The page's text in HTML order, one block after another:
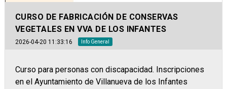
CURSO DE FABRICACIÓN DE CONSERVAS
VEGETALES EN VVA DE LOS INFANTES
2026-04-20 11:33:16 Info General
Curso para personas con discapacidad. Inscripciones
en el Ayuntamiento de Villanueva de los Infantes